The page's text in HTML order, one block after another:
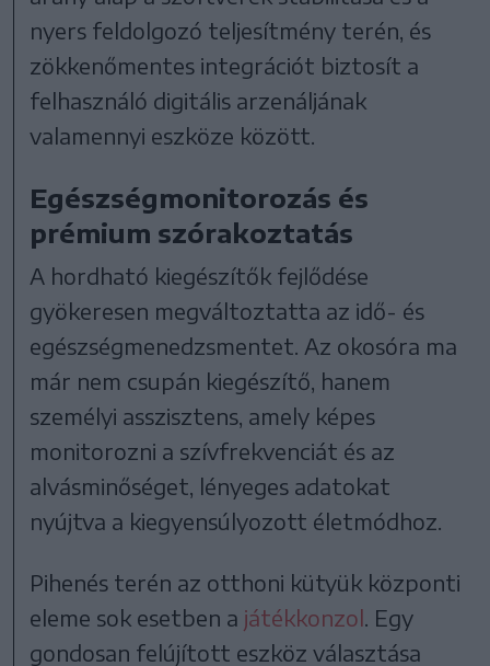
nyers feldolgozó teljesítmény terén, és
zökkenőmentes integrációt biztosít a
felhasználó digitális arzenáljának
valamennyi eszköze között.
Egészségmonitorozás és
prémium szórakoztatás
A hordható kiegészítők fejlődése
gyökeresen megváltoztatta az idő- és
egészségmenedzsmentet. Az okosóra ma
már nem csupán kiegészítő, hanem
személyi asszisztens, amely képes
monitorozni a szívfrekvenciát és az
alvásminőséget, lényeges adatokat
nyújtva a kiegyensúlyozott életmódhoz.
Pihenés terén az otthoni kütyük központi
eleme sok esetben a játékkonzol . Egy
gondosan felújított eszköz választása